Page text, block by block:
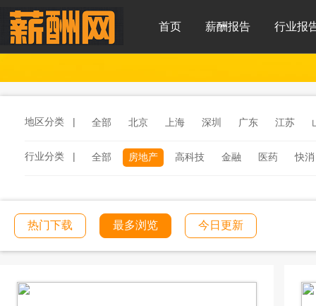
首页 薪酬报告 行业报
地区分类 | 全部 北京 上海 深圳 广东 江苏
行业分类 | 全部 房地产 高科技 金融 医药
快消
工程建筑
文化传媒 学校教育 医院医疗
热门下载 最多浏览 今日更新